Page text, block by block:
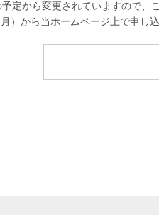
定から変更されていますので、
）から当ホームページ上で申し込